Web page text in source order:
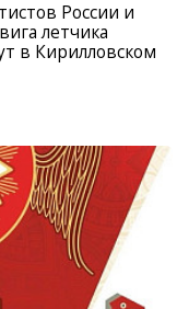
России и
летчика
в Кирилловском